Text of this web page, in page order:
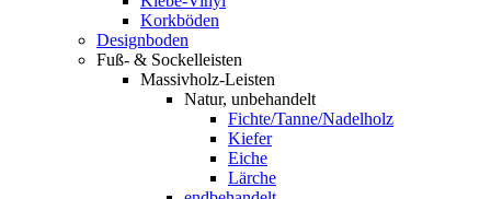
Korkböden
Designboden
Fuß- & Sockelleisten
Massivholz-Leisten
Natur, unbehandelt
Fichte/Tanne/Nadelholz
Kiefer
Eiche
Lärche